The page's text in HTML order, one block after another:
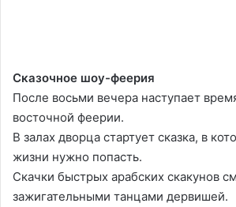
Сказочное шоу-феерия
После восьми вечера наступает
восточной феерии.
В залах дворца стартует сказка, в
жизни нужно попасть.
Скачки быстрых арабских скакунов
зажигательными танцами дервишей.